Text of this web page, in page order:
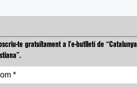
te gratuïtament a l’e-butlletí de “Catalunya